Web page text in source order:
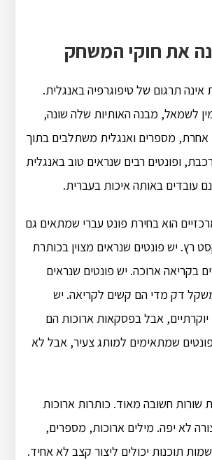
את חוקי המשחק
אינה תרגום של טיפוגרפיה באנגלית.
לשמאל, מבנה האותיות שלה שונה,
אחרת, מספרים ואנגלית משתלבים בתוך
ופונטים רבים שנראים טוב באנגלית
עובדים באותה איכות בעברית.
הוא בחירת פונט עברי שמתאים גם
רץ. יש פונטים שנראים מצוין בכותרת
בקריאה ארוכה. יש פונטים שנראים
דק מדי הם קשים לקריאה. יש
יוקרתיים, אבל בפסקאות ארוכות הם
שמתאימים למותג צעיר, אבל לא
שורות חשובה מאוד. כותרות ארוכות
לא יפה. מילים ארוכות, מספרים,
תוכנות יכולים ליצור קצב לא אחיד.